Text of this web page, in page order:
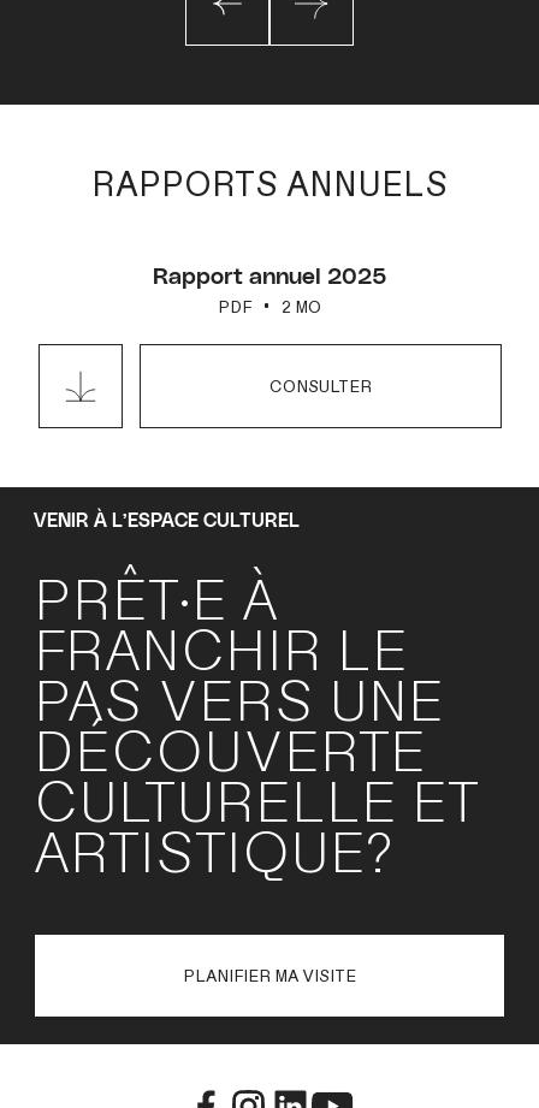
RAPPORTS ANNUELS
Rapport annuel 2025
PDF 2 MO
CONSULTER
VENIR À L’ESPACE CULTUREL
PRÊT·E À
FRANCHIR LE
PAS VERS UNE
DÉCOUVERTE
CULTURELLE ET
ARTISTIQUE?
PLANIFIER MA VISITE